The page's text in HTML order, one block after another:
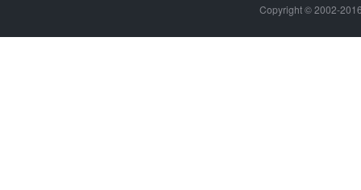
Copyright © 2002-